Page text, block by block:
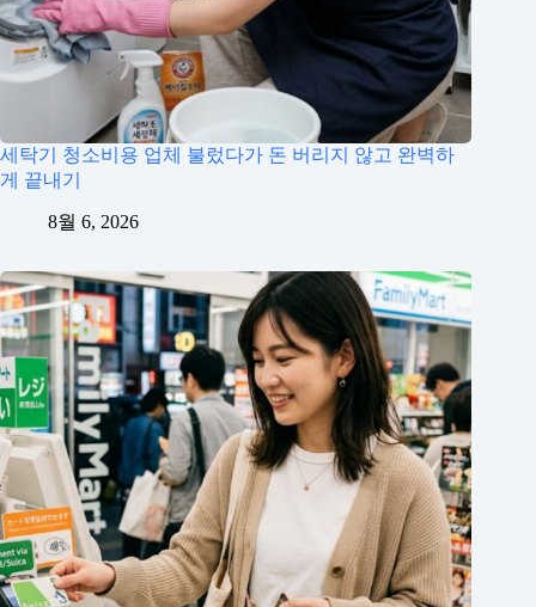
세탁기 청소비용 업체 불렀다가 돈 버리지 않고 완벽하
게 끝내기
8월 6, 2026